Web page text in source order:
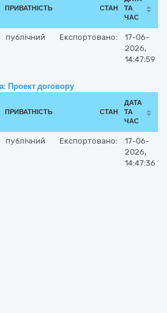
ПРИВАТНІСТЬ СТАН
ТА
ЧАС
публічний Експортовано:
17-06-
2026,
14:47:59
Проект договору
ПРИВАТНІСТЬ СТАН
ДАТА
ТА
ЧАС
публічний Експортовано:
17-06-
2026,
14:47:36